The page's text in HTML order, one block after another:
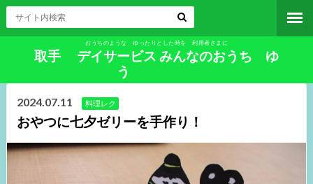
おうちのような ゆったりとした時を 利用者さまに
取手 デイサービス みんなのおうち ゆ
う
2024.07.11 料理レク
おやつに七夕ゼリーを手作り！